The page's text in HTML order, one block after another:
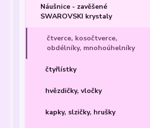
Náušnice - zavěšené
SWAROVSKI krystaly
čtverce, kosočtverce,
obdélníky, mnohoúhelníky
čtyřlístky
hvězdičky, vločky
kapky, slzičky, hrušky